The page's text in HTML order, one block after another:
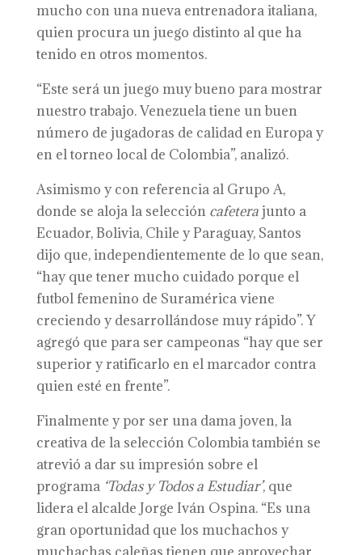
mucho con una nueva entrenadora italiana,
quien procura un juego distinto al que ha
tenido en otros momentos.
“Este será un juego muy bueno para mostrar
nuestro trabajo. Venezuela tiene un buen
número de jugadoras de calidad en Europa y
en el torneo local de Colombia”, analizó.
Asimismo y con referencia al Grupo A,
donde se aloja la selección cafeterajunto a
Ecuador, Bolivia, Chile y Paraguay, Santos
dijo que, independientemente de lo que sean,
“hay que tener mucho cuidado porque el
futbol femenino de Suramérica viene
creciendo y desarrollándose muy rápido”. Y
agregó que para ser campeonas “hay que ser
superior y ratificarlo en el marcador contra
quien esté en frente”.
Finalmente y por ser una dama joven, la
creativa de la selección Colombia también se
atrevió a dar su impresión sobre el
programa ‘Todas y Todos a Estudiar’, que
lidera el alcalde Jorge Iván Ospina. “Es una
gran oportunidad que los muchachos y